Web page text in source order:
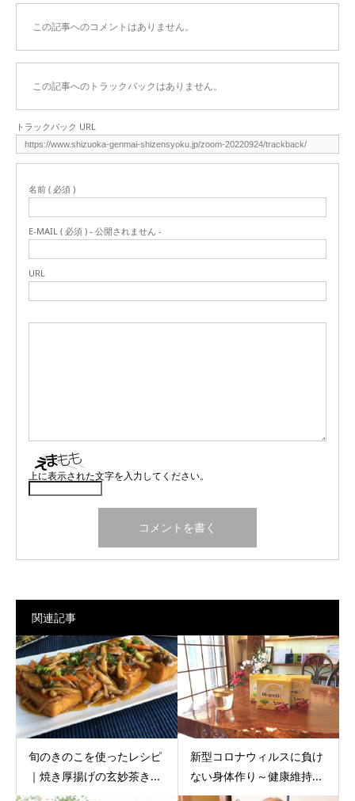
この記事へのコメントはありません。
この記事へのトラックバックはありません。
トラックバック URL
名前 ( 必須 )
E-MAIL ( 必須 ) - 公開されません -
URL
上に表示された文字を入力してください。
関連記事
旬のきのこを使ったレシピ
｜焼き厚揚げの玄妙茶き...
新型コロナウィルスに負け
ない身体作り～健康維持...